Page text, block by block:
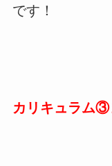
です！
カリキュラム③